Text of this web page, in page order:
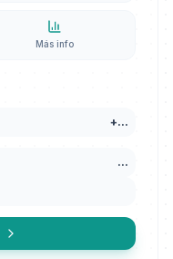
Más info
+...
...